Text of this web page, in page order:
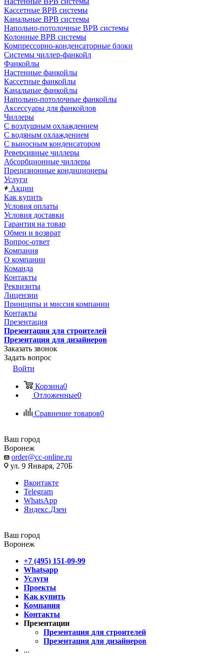
Кассетные ВРВ системы
Канальные ВРВ системы
Напольно-потолочные ВРВ системы
Колонные ВРВ системы
Компрессорно-конденсаторные блоки
Системы чиллер-фанкойл
Фанкойлы
Настенные фанкойлы
Кассетные фанкойлы
Канальные фанкойлы
Напольно-потолочные фанкойлы
Аксессуары для фанкойлов
Чиллеры
С воздушным охлаждением
С водяным охлаждением
С выносным конденсатором
Реверсивные чиллеры
Абсорбционные чиллеры
Прецизионные кондиционеры
Услуги
Акции
Как купить
Условия оплаты
Условия доставки
Гарантия на товар
Обмен и возврат
Вопрос-ответ
Компания
О компании
Команда
Контакты
Реквизиты
Лицензии
Принципы и миссия компании
Контакты
Презентация
Презентация для строителей
Презентация для дизайнеров
Заказать звонок
Задать вопрос
Войти
Корзина0
Отложенные0
Сравнение товаров0
Ваш город
Воронеж
order@cc-online.ru
ул. 9 Января, 270Б
Вконтакте
Telegram
WhatsApp
Яндекс.Дзен
Ваш город
Воронеж
+7 (495) 151-09-99
Whatsapp
Услуги
Проекты
Как купить
Компания
Контакты
Презентации
Презентация для строителей
Презентация для дизайнеров
...